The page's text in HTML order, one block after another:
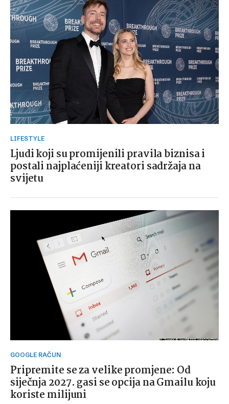
LIFESTYLE
Ljudi koji su promijenili pravila biznisa i
postali najplaćeniji kreatori sadržaja na
svijetu
GOOGLE RAČUN
Pripremite se za velike promjene: Od
siječnja 2027. gasi se opcija na Gmailu koju
koriste milijuni